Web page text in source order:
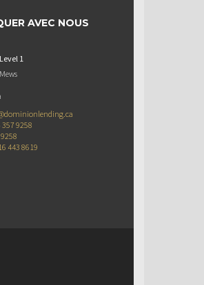
AVEC NOUS
1
357 9258
443 8619